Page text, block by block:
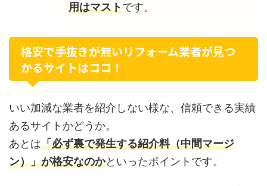
用はマストです。
格安で手抜きが無いリフォーム業者が見つ
かるサイトはココ！
いい加減な業者を紹介しない様な、信頼できる実績
あるサイトかどうか。
あとは「必ず裏で発生する紹介料（中間マージ
ン）」が格安なのかといったポイントです。